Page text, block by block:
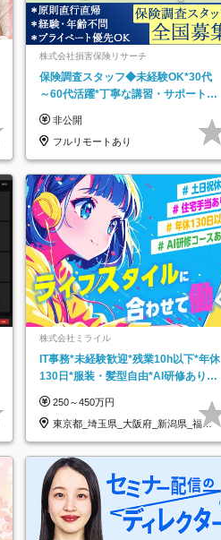
株式会社損害保険リサーチ
保険調査スタッフ◆未経験OK*30代
～60代活躍*丁寧な講習・サポートあ
託
非公開
フルリモートあり
株式会社ミライル
IT事務*未経験歓迎*残業10h以下*年休
130日*服装・髪型自由*AI研修あり*
250～450万円
東京都_埼玉県_大阪府_新潟県_福岡
県